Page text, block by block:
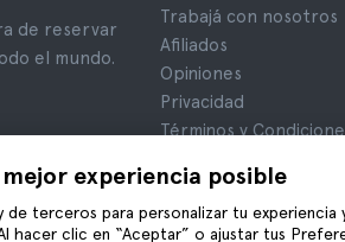
experiencia posible
terceros para personalizar tu experiencia
hacer clic en “Aceptar” o ajustar tus
de reservar
el mundo.
Trabajá con nosotros
Afiliados
Opiniones
Privacidad
Términos y
Cookies